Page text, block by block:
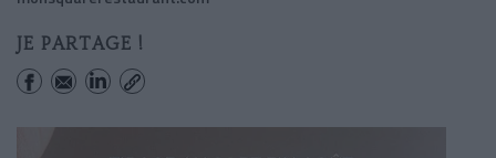
JE PARTAGE !